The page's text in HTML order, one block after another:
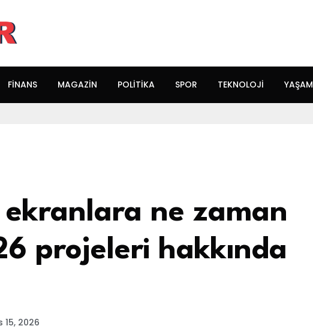
FINANS MAGAZIN POLITIKA SPOR TEKNOLOJI YAŞAM
ne zaman
projeleri hakkında
15, 2026